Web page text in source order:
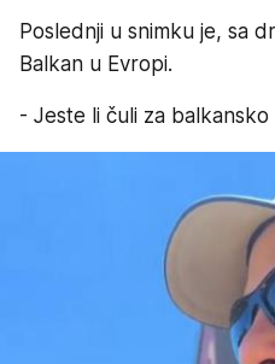
Poslednji u snimku je, sa
Balkan u Evropi.
- Jeste li čuli za